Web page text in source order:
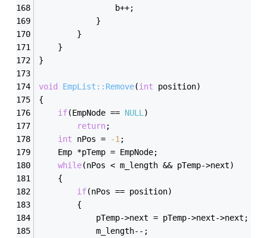
				b++;
			}
		}
	}
}
void EmpList::Remove(int position)
{
if(EmpNode == NULL )
return;
int nPos = -1 ;
	Emp *pTemp = EmpNode;
while(nPos < m_length && pTemp->next)
	{
if(nPos == position)
		{
			pTemp->next = pTemp->next->next;
			m_length--;